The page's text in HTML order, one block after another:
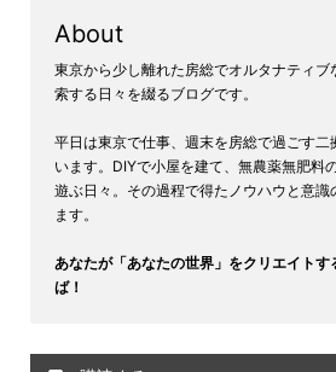
About
東京から少し離れた房総でオルタナティブ
索する日々を綴るブログです。
平日は東京で仕事、週末を房総で過ごす二
います。DIYで小屋を建て、無農薬無肥料
遊ぶ日々。その過程で得たノウハウと意識
ます。
あなたが「あなたの世界」をクリエイトす
ば！